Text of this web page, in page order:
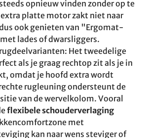
steeds opnieuw vinden zonder op te
extra platte motor zakt niet naar
ook genieten van "Ergomat-
lades of dwarsliggers.
Het tweedelige
als je graag rechtop zit als je in
omdat je hoofd extra wordt
rugleuning ondersteunt de
van de wervelkolom. Vooral
flexibele schouderverlaging
met
kan naar wens steviger of